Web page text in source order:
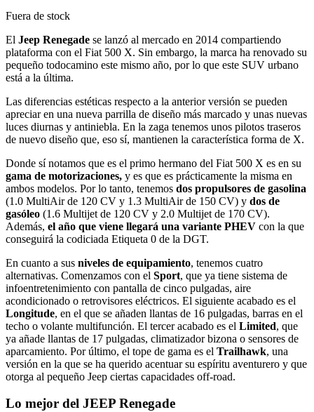
Fuera de stock
El Jeep Renegade se lanzó al mercado en 2014 compartiendo
plataforma con el Fiat 500 X. Sin embargo, la marca ha renovado su
pequeño todocamino este mismo año, por lo que este SUV urbano
está a la última.
Las diferencias estéticas respecto a la anterior versión se pueden
apreciar en una nueva parrilla de diseño más marcado y unas nuevas
luces diurnas y antiniebla. En la zaga tenemos unos pilotos traseros
de nuevo diseño que, eso sí, mantienen la característica forma de X.
Donde sí notamos que es el primo hermano del Fiat 500 X es en su
gama de motorizaciones, y es que es prácticamente la misma en
ambos modelos. Por lo tanto, tenemos dos propulsores de gasolina
(1.0 MultiAir de 120 CV y 1.3 MultiAir de 150 CV) y dos de
gasóleo (1.6 Multijet de 120 CV y 2.0 Multijet de 170 CV).
Además, el año que viene llegará una variante PHEV con la que
conseguirá la codiciada Etiqueta 0 de la DGT.
En cuanto a sus niveles de equipamiento, tenemos cuatro
alternativas. Comenzamos con el Sport, que ya tiene sistema de
infoentretenimiento con pantalla de cinco pulgadas, aire
acondicionado o retrovisores eléctricos. El siguiente acabado es el
Longitude, en el que se añaden llantas de 16 pulgadas, barras en el
techo o volante multifunción. El tercer acabado es el Limited, que
ya añade llantas de 17 pulgadas, climatizador bizona o sensores de
aparcamiento. Por último, el tope de gama es el Trailhawk, una
versión en la que se ha querido acentuar su espíritu aventurero y que
otorga al pequeño Jeep ciertas capacidades off-road.
Lo mejor del JEEP Renegade